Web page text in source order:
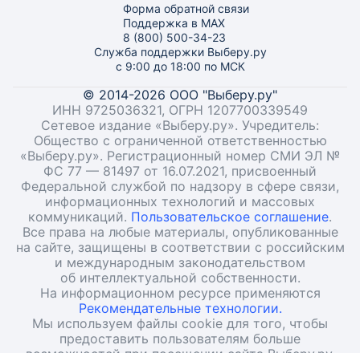
Форма обратной связи
Поддержка в MAX
8 (800) 500-34-23
Служба поддержки Выберу.ру
с 9:00 до 18:00 по МСК
© 2014-2026 ООО "Выберу.ру"
ИНН 9725036321, ОГРН 1207700339549
Сетевое издание «Выберу.ру». Учредитель:
Общество с ограниченной ответственностью
«Выберу.ру». Регистрационный номер СМИ ЭЛ №
ФС 77 — 81497 от 16.07.2021, присвоенный
Федеральной службой по надзору в сфере связи,
информационных технологий и массовых
коммуникаций. Пользовательское соглашение.
Все права на любые материалы, опубликованные
на сайте, защищены в соответствии с российским
и международным законодательством
об интеллектуальной собственности.
На информационном ресурсе применяются
Рекомендательные технологии.
Мы используем файлы cookie для того, чтобы
предоставить пользователям больше